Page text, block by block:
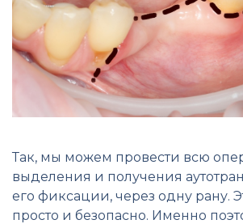
Так, мы можем провести всю
выделения и получения
его фиксации, через одну рану.
просто и безопасно. Именно